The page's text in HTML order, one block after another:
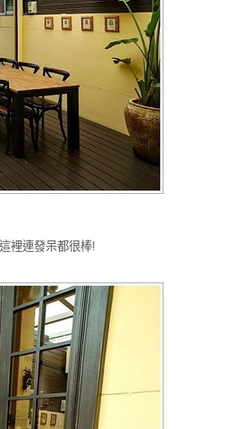
裡連發呆都很棒!